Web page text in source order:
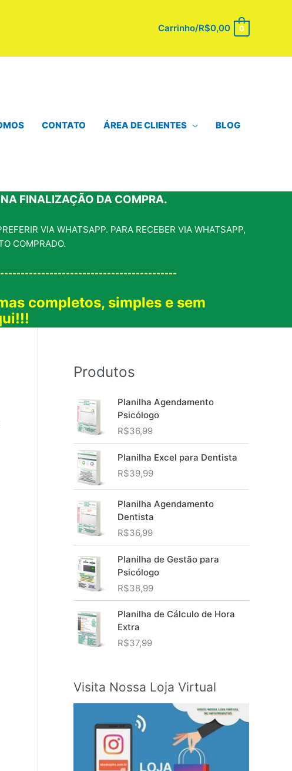
Carrinho/R$0,00 0
CONTATO ÁREA DE CLIENTES BLOG
NA FINALIZAÇÃO DA COMPRA.
VIA WHATSAPP. PARA RECEBER VIA WHATSAPP,
COMPRADO.
completos, simples e sem
Produtos
Planilha Agendamento
Psicólogo
R$36,99
Planilha Excel para Dentista
R$39,99
Planilha Agendamento
Dentista
R$36,99
Planilha de Gestão para
Psicólogo
R$38,99
Planilha de Cálculo de Hora
Extra
R$37,99
Visita Nossa Loja Virtual